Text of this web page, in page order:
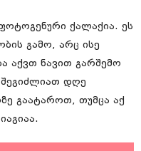
ქალაქია. ეს
გამო, არც ისე
აქვთ ნავით გარშემო
დღე
გაატაროთ, თუმცა აქ